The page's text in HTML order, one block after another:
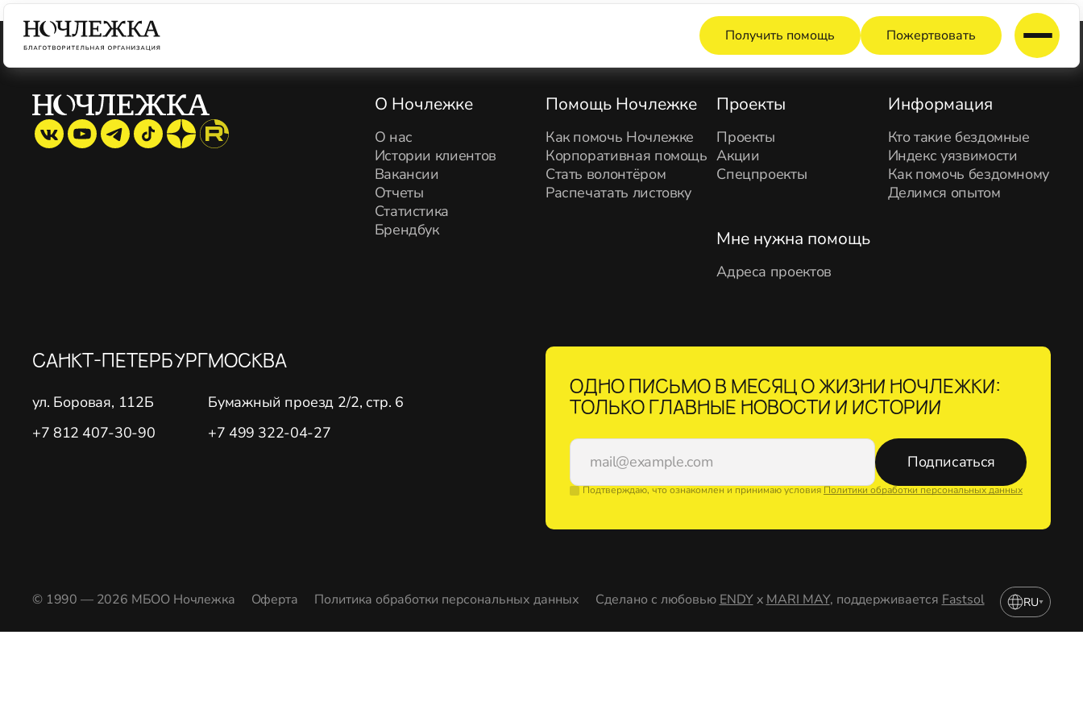
Получить помощь Пожертвовать
О Ночлежке
О нас
Истории клиентов
Вакансии
Отчеты
Статистика
Брендбук
Помощь Ночлежке
Как помочь Ночлежке
Корпоративная помощь
Стать волонтёром
Распечатать листовку
Проекты
Проекты
Акции
Спецпроекты
Информация
Кто такие бездомные
Индекс уязвимости
Как помочь бездомному
Делимся опытом
Мне нужна помощь
Адреса проектов
САНКТ-ПЕТЕРБУРГ
ул. Боровая, 112Б
+7 812 407-30-90
МОСКВА
Бумажный проезд 2/2, стр. 6
+7 499 322-04-27
ОДНО ПИСЬМО В МЕСЯЦ О ЖИЗНИ НОЧЛЕЖКИ:
ТОЛЬКО ГЛАВНЫЕ НОВОСТИ И ИСТОРИИ
Подписаться
Подтверждаю, что ознакомлен и принимаю условияПолитики обработки персональных данных
© 1990 — 2026 МБОО Ночлежка Оферта Политика обработки персональных данных Сделано с любовью ENDY x MARI MAY, поддерживается Fastsol RU